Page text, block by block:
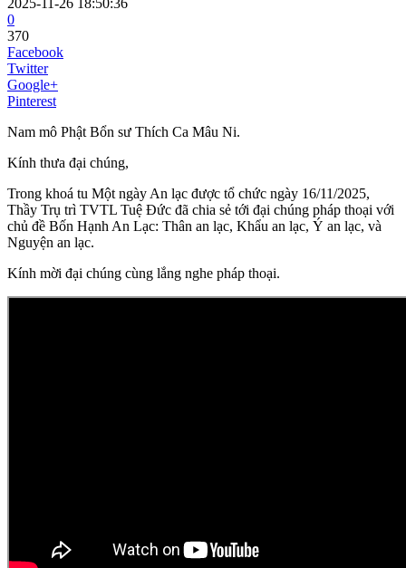
0
370
Facebook
Twitter
Google+
Pinterest
Nam mô Phật Bổn sư Thích Ca Mâu Ni.
Kính thưa đại chúng,
Trong khoá tu Một ngày An lạc được tổ chức ngày 16/11/2025,
Thầy Trụ trì TVTL Tuệ Đức đã chia sẻ tới đại chúng pháp thoại với
chủ đề Bốn Hạnh An Lạc: Thân an lạc, Khẩu an lạc, Ý an lạc, và
Nguyện an lạc.
Kính mời đại chúng cùng lắng nghe pháp thoại.